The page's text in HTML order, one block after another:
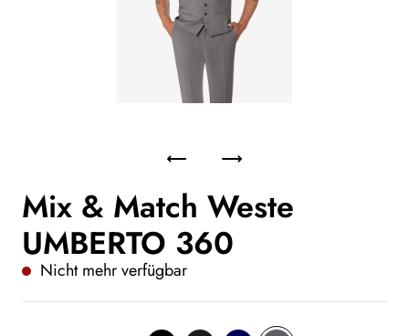
Mix & Match Weste
UMBERTO 360
Nicht mehr verfügbar